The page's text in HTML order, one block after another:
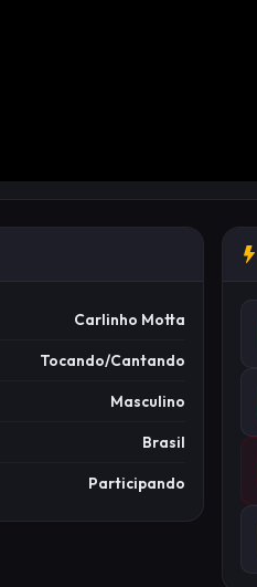
Carlinho Motta
Tocando/Cantando
Masculino
Brasil
Participando